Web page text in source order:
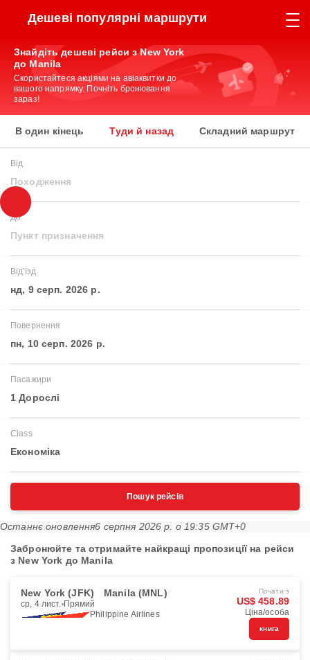
Дешеві популярні маршрути
Знайдіть дешеві рейси з New York
до Manila
Скористайтеся акціями на авіаквитки до
вашого напрямку. Почніть бронювання
зараз!
В один кінець Туди й назад Складний маршрут
Від
Походження
До
Пункт призначення
Від'їзд
нд, 9 серп. 2026 р.
Повернення
пн, 10 серп. 2026 р.
Пасажири
1 Дорослі
Class
Економіка
Пошук рейсів
Останнє оновлення6 серпня 2026 р. о 19:35 GMT+0
Забронюйте та отримайте найкращі пропозиції на рейси
з New York до Manila
New York (JFK) Manila (MNL)
ср, 4 лист. Прямий
Philippine Airlines
Почати з
US$ 458.89
Ціна/особа
книга